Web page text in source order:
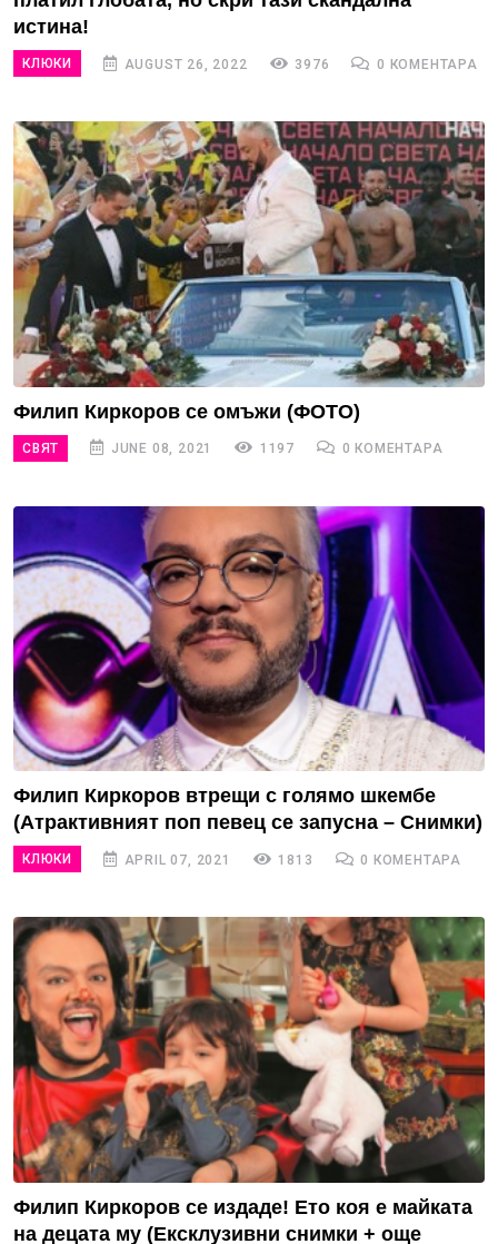
истина!
КЛЮКИ AUGUST 26, 2022 3976 0 КОМЕНТАРА
Филип Киркоров се омъжи (ФОТО)
СВЯТ JUNE 08, 2021 1197 0 КОМЕНТАРА
Филип Киркоров втрещи с голямо шкембе
(Атрактивният поп певец се запусна – Снимки)
КЛЮКИ APRIL 07, 2021 1813 0 КОМЕНТАРА
Филип Киркоров се издаде! Ето коя е майката
на децата му (Ексклузивни снимки + още